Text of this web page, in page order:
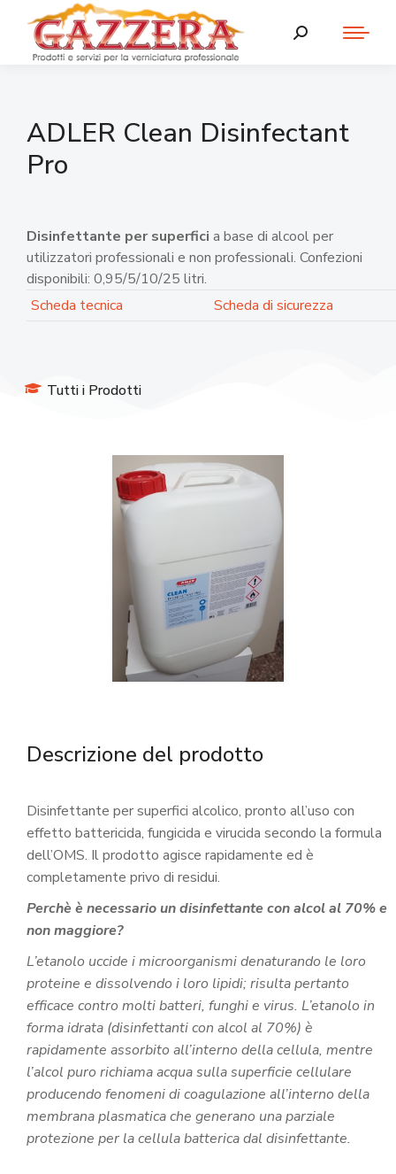
ADLER Clean Disinfectant
Pro
Disinfettante per superfici a base di alcool per
utilizzatori professionali e non professionali. Confezioni
disponibili: 0,95/5/10/25 litri.
Scheda tecnica
Scheda di sicurezza
Tutti i Prodotti
Descrizione del prodotto
Disinfettante per superfici alcolico, pronto all’uso con
effetto battericida, fungicida e virucida secondo la formula
dell’OMS. Il prodotto agisce rapidamente ed è
completamente privo di residui.
Perchè è necessario un disinfettante con alcol al 70% e
non maggiore?
L’etanolo uccide i microorganismi denaturando le loro
proteine e dissolvendo i loro lipidi; risulta pertanto
efficace contro molti batteri, funghi e virus. L’etanolo in
forma idrata (disinfettanti con alcol al 70%) è
rapidamente assorbito all’interno della cellula, mentre
l’alcol puro richiama acqua sulla superficie cellulare
producendo fenomeni di coagulazione all’interno della
membrana plasmatica che generano una parziale
protezione per la cellula batterica dal disinfettante.